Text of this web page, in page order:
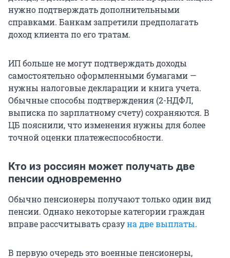
нужно подтверждать дополнительными
справками. Банкам запретили предполагать
доход клиента по его тратам.
ИП больше не могут подтверждать доходы
самостоятельно оформленными бумагами —
нужны налоговые декларации и книга учета.
Обычные способы подтверждения (2-НДФЛ,
выписка по зарплатному счету) сохраняются. В
ЦБ пояснили, что изменения нужны для более
точной оценки платежеспособности.
Кто из россиян может получать две
пенсии одновременно
Обычно пенсионеры получают только один вид
пенсии. Однако некоторые категории граждан
вправе рассчитывать сразуна две выплаты.
В первую очередь это военные пенсионеры,